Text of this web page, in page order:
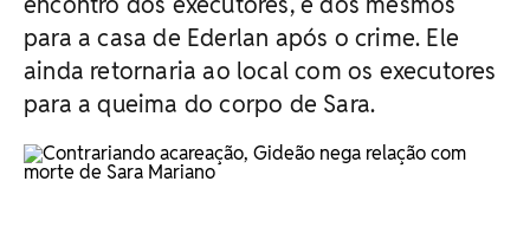
para a casa de Ederlan após o crime. Ele
ainda retornaria ao local com os executores
para a queima do corpo de Sara.